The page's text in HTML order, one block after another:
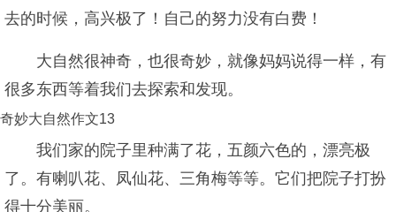
去的时候，高兴极了！自己的努力没有白费！
大自然很神奇，也很奇妙，就像妈妈说得一样，有
很多东西等着我们去探索和发现。
奇妙大自然作文13
我们家的院子里种满了花，五颜六色的，漂亮极
了。有喇叭花、凤仙花、三角梅等等。它们把院子打扮
得十分美丽。